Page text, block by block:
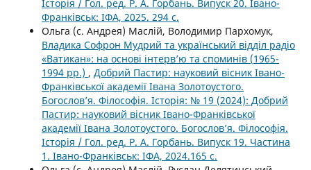
Історія / Гол. ред. Р. А. Горбань. Випуск 20. Івано-
Франківськ: ІФА, 2025. 294 с.
Ольга (с. Андрея) Маслій, Володимир Пархомук,
Владика Софрон Мудрий та український відділ радіо
«Ватикан»: на основі інтерв’ю та споминів (1965-
1994 рр.) , Добрий Пастир: науковий вісник Івано-
Франківської академії Івана Золотоустого.
Богослов’я. Філософія. Історія: № 19 (2024): Добрий
Пастир: науковий вісник Івано-Франківської
академії Івана Золотоустого. Богослов’я. Філософія.
Історія / Гол. ред. Р. А. Горбань. Випуск 19. Частина
1. Івано-Франківськ: ІФА, 2024.165 с.